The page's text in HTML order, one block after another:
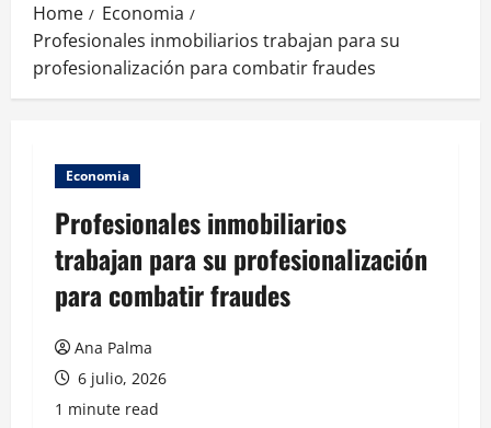
Home
Economia
Profesionales inmobiliarios trabajan para su
profesionalización para combatir fraudes
Economia
Profesionales inmobiliarios
trabajan para su profesionalización
para combatir fraudes
Ana Palma
6 julio, 2026
1 minute read